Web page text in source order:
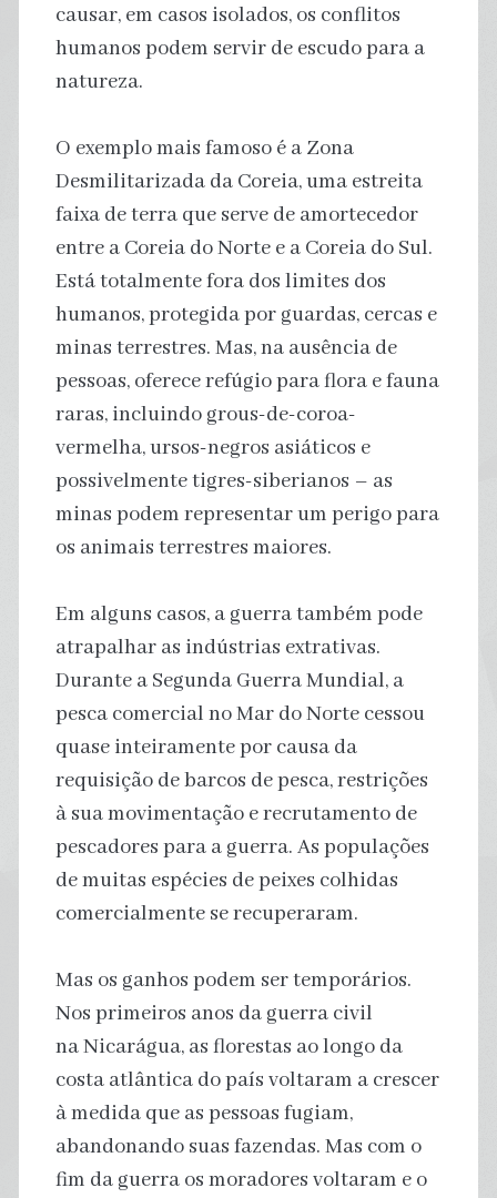
causar, em casos isolados, os conflitos
humanos podem servir de escudo para a
natureza.
O exemplo mais famoso é a Zona
Desmilitarizada da Coreia, uma estreita
faixa de terra que serve de amortecedor
entre a Coreia do Norte e a Coreia do Sul.
Está totalmente fora dos limites dos
humanos, protegida por guardas, cercas e
minas terrestres. Mas, na ausência de
pessoas, oferece refúgio para flora e fauna
raras, incluindo grous-de-coroa-
vermelha, ursos-negros asiáticos e
possivelmente tigres-siberianos – as
minas podem representar um perigo para
os animais terrestres maiores.
Em alguns casos, a guerra também pode
atrapalhar as indústrias extrativas.
Durante a Segunda Guerra Mundial, a
pesca comercial no Mar do Norte cessou
quase inteiramente por causa da
requisição de barcos de pesca, restrições
à sua movimentação e recrutamento de
pescadores para a guerra. As populações
de muitas espécies de peixes colhidas
comercialmente se recuperaram.
Mas os ganhos podem ser temporários.
Nos primeiros anos da guerra civil
na Nicarágua, as florestas ao longo da
costa atlântica do país voltaram a crescer
à medida que as pessoas fugiam,
abandonando suas fazendas. Mas com o
fim da guerra os moradores voltaram e o